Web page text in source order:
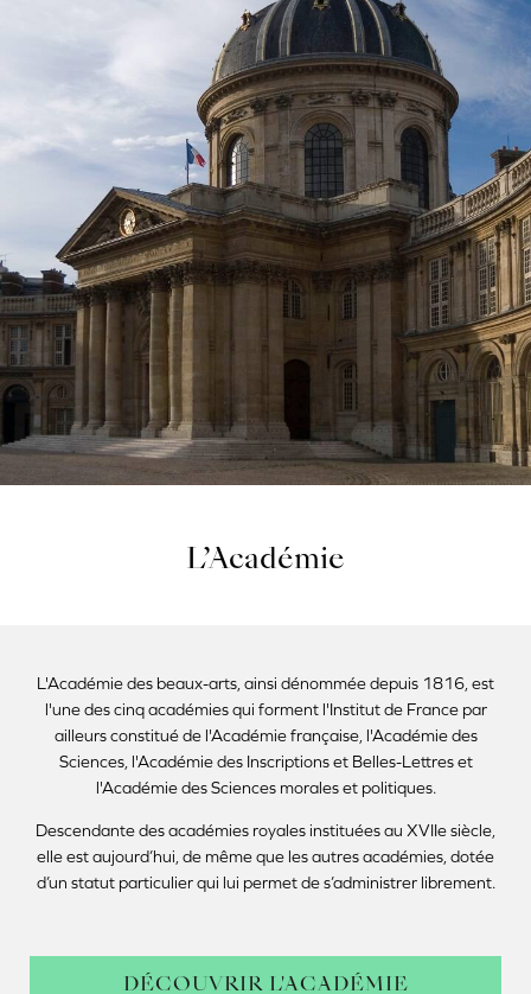
L’Académie
L'Académie des beaux-arts, ainsi dénommée depuis 1816, est
l'une des cinq académies qui forment l'Institut de France par
ailleurs constitué de l'Académie française, l'Académie des
Sciences, l'Académie des Inscriptions et Belles-Lettres et
l'Académie des Sciences morales et politiques.
Descendante des académies royales instituées au XVIIe siècle,
elle est aujourd’hui, de même que les autres académies, dotée
d’un statut particulier qui lui permet de s’administrer librement.
DÉCOUVRIR L'ACADÉMIE